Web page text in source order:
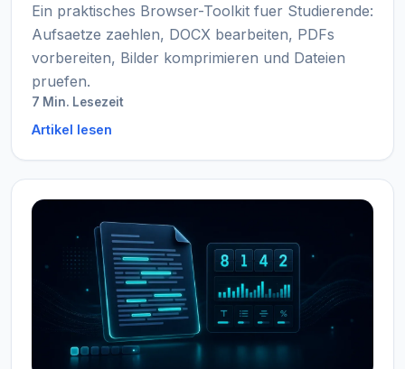
Ein praktisches Browser-Toolkit fuer Studierende:
Aufsaetze zaehlen, DOCX bearbeiten, PDFs
vorbereiten, Bilder komprimieren und Dateien
pruefen.
7 Min. Lesezeit
Artikel lesen